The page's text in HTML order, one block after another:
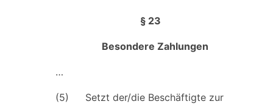
§ 23
Besondere Zahlungen
…
(5)
Setzt der/die Beschäftigte zur